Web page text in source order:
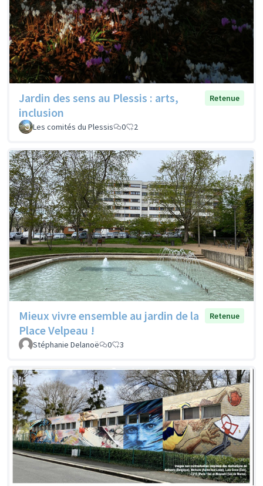
Jardin des sens au Plessis : arts,
inclusion
Retenue
Les comités du Plessis 0 2
Mieux vivre ensemble au jardin de la
Place Velpeau !
Retenue
Stéphanie Delanoë 0 3